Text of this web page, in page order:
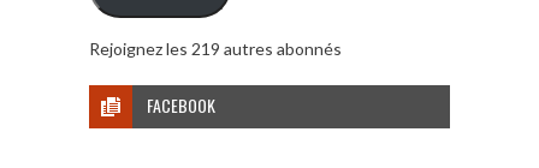
Rejoignez les 219 autres abonnés
FACEBOOK